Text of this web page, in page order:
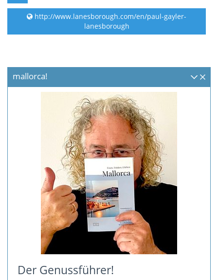
http://www.lanesborough.com/en/paul-gayler-
lanesborough
mallorca!
Der Genussführer!